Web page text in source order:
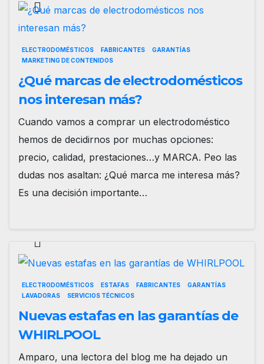
ELECTRODOMÉSTICOS FABRICANTES
GARANTÍAS
MARKETING DE CONTENIDOS
¿Qué marcas de electrodomésticos
nos interesan más?
Cuando vamos a comprar un electrodoméstico
hemos de decidirnos por muchas opciones:
precio, calidad, prestaciones…y MARCA. Peo las
dudas nos asaltan: ¿Qué marca me interesa más?
Es una decisión importante…
ELECTRODOMÉSTICOS ESTAFAS FABRICANTES
GARANTÍAS
LAVADORAS
SERVICIOS TÉCNICOS
Nuevas estafas en las garantías de
WHIRLPOOL
Amparo, una lectora del blog me ha dejado un